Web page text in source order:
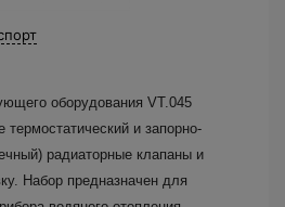
оборудования VT.045
и запорно-
радиаторные клапаны и
Набор предназначен для